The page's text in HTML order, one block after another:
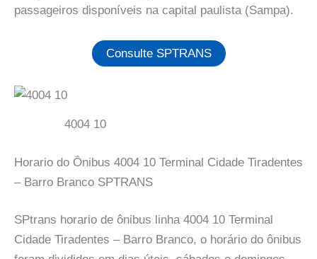
passageiros disponíveis na capital paulista (Sampa).
Consulte SPTRANS
4004 10
Horario do Ônibus 4004 10 Terminal Cidade Tiradentes
– Barro Branco SPTRANS
SPtrans horario de ônibus linha 4004 10 Terminal
Cidade Tiradentes – Barro Branco, o horário do ônibus